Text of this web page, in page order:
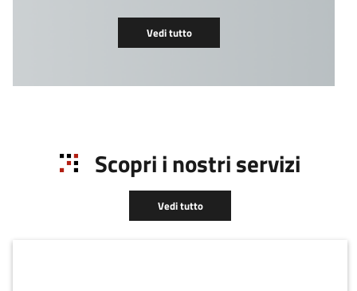
Vedi tutto
Scopri i nostri servizi
Vedi tutto